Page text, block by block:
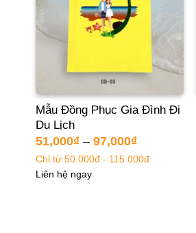
Mẫu Đồng Phục Gia Đình Đi
Du Lịch
51,000₫– 97,000₫
Chỉ từ 50.000đ - 115.000đ
Liên hệ ngay